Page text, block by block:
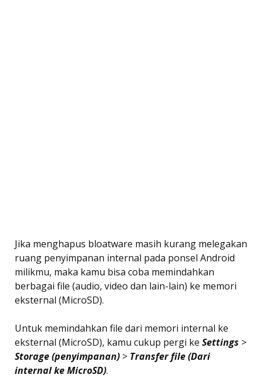
Jika menghapus bloatware masih kurang melegakan
ruang penyimpanan internal pada ponsel Android
milikmu, maka kamu bisa coba memindahkan
berbagai file (audio, video dan lain-lain) ke memori
eksternal (MicroSD).
Untuk memindahkan file dari memori internal ke
eksternal (MicroSD), kamu cukup pergi ke Settings >
Storage (penyimpanan) > Transfer file (Dari
internal ke MicroSD).